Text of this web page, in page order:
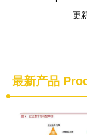
更
最新产品